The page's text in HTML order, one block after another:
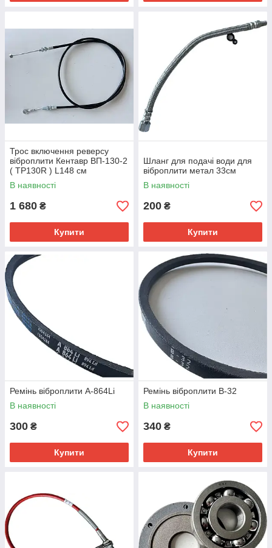
Трос включення реверсу
віброплити Кентавр ВП-130-2
( TP130R ) L148 см
В наявності
1 680 ₴
Купити
Шланг для подачі води для
віброплити метал 33см
В наявності
200 ₴
Купити
Ремінь віброплити A-864Li
В наявності
300 ₴
Купити
Ремінь віброплити B-32
В наявності
340 ₴
Купити